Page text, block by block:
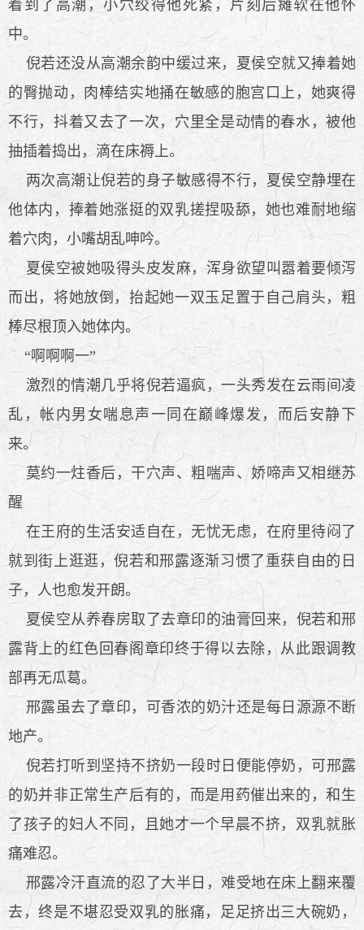
着到了高潮，小穴绞得他死紧，片刻后瘫软在他怀
中。
倪若还没从高潮余韵中缓过来，夏侯空就又捧着她
的臀抛动，肉棒结实地捅在敏感的胞宫口上，她爽得
不行，抖着又去了一次，穴里全是动情的春水，被他
抽插着捣出，滴在床褥上。
两次高潮让倪若的身子敏感得不行，夏侯空静埋在
他体内，捧着她涨挺的双乳搓捏吸舔，她也难耐地缩
着穴肉，小嘴胡乱呻吟。
夏侯空被她吸得头皮发麻，浑身欲望叫嚣着要倾泻
而出，将她放倒，抬起她一双玉足置于自己肩头，粗
棒尽根顶入她体内。
“啊啊啊一”
激烈的情潮几乎将倪若逼疯，一头秀发在云雨间凌
乱，帐内男女喘息声一同在巅峰爆发，而后安静下
来。
莫约一炷香后，干穴声、粗喘声、娇啼声又相继苏
醒
在王府的生活安适自在，无忧无虑，在府里待闷了
就到街上逛逛，倪若和邢露逐渐习惯了重获自由的日
子，人也愈发开朗。
夏侯空从养春房取了去章印的油膏回来，倪若和邢
露背上的红色回春阁章印终于得以去除，从此跟调教
部再无瓜葛。
邢露虽去了章印，可香浓的奶汁还是每日源源不断
地产。
倪若打听到坚持不挤奶一段时日便能停奶，可邢露
的奶并非正常生产后有的，而是用药催出来的，和生
了孩子的妇人不同，且她才一个早晨不挤，双乳就胀
痛难忍。
邢露冷汗直流的忍了大半日，难受地在床上翻来覆
去，终是不堪忍受双乳的胀痛，足足挤出三大碗奶，